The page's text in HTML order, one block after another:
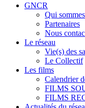
GNCR
Qui
Partenaires
Nous
Le réseau
Vie(s) des
Le Collectif
Les films
Calendrier
FILMS
FILMS